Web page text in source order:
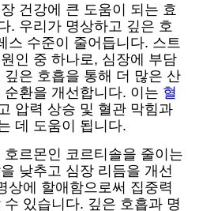
건강에 큰 도움이 되는 효
. 우리가 명상하고 깊은 호
스 수준이 줄어듭니다. 스트
인 중 하나로, 심장에 부담
은 호흡을 통해 더 많은 산
환을 개선합니다. 이는 혈
압력 상승 및 혈관 막힘과
데 도움이 됩니다.
르몬인 코르티솔을 줄이는
낮추고 심장 리듬을 개선
상에 할애함으로써 집중력
있습니다. 깊은 호흡과 명